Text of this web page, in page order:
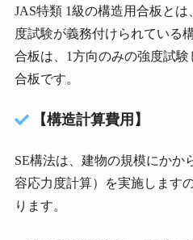
JAS特類 1級の構造用合板と
度試験が義務付けられている
合板は、1方向のみの強度試
合板です。
【構造計算費用】
SE構法は、建物の規模にかか
容応力度計算）を実施します
ります。